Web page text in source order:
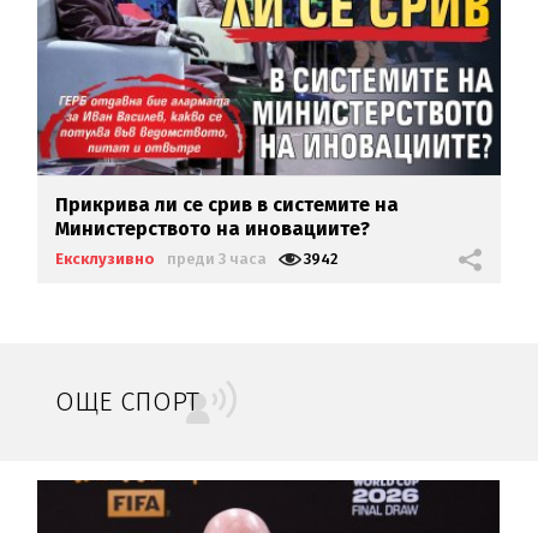
Прикрива ли се срив в системите на
Министерството на иновациите?
Ексклузивно преди 3 часа 3942
ОЩЕ СПОРТ